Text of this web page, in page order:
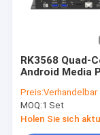
RK3568 Quad-
Android Media
Werbedisplays
mehr
Preis:Verhandelbar
MOQ:1 Set